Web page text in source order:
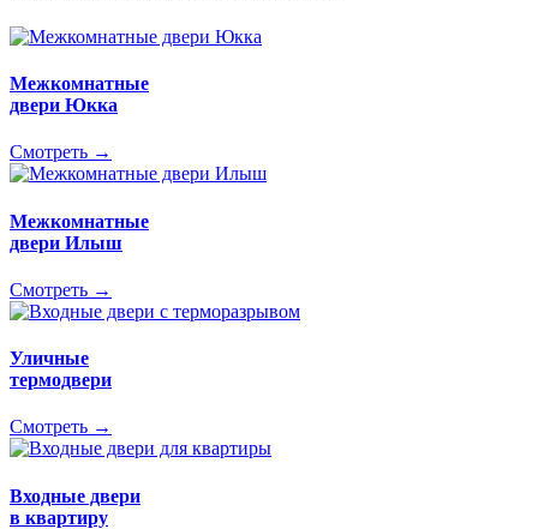
Межкомнатные
двери Юкка
Смотреть →
Межкомнатные
двери Илыш
Смотреть →
Уличные
термодвери
Смотреть →
Входные двери
в квартиру